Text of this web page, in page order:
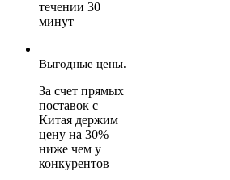
течении 30
минут
Выгодные цены.
За счет прямых
поставок с
Китая держим
цену на 30%
ниже чем у
конкурентов